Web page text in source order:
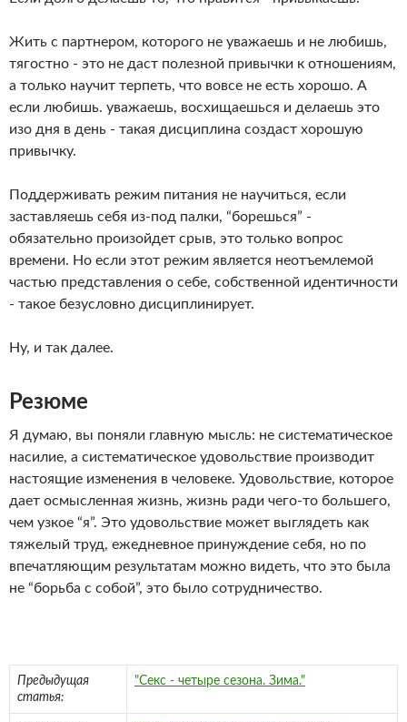
Жить с партнером, которого не уважаешь и не любишь,
тягостно - это не даст полезной привычки к отношениям,
а только научит терпеть, что вовсе не есть хорошо. А
если любишь. уважаешь, восхищаешься и делаешь это
изо дня в день - такая дисциплина создаст хорошую
привычку.
Поддерживать режим питания не научиться, если
заставляешь себя из-под палки, “борешься” -
обязательно произойдет срыв, это только вопрос
времени. Но если этот режим является неотъемлемой
частью представления о себе, собственной идентичности
- такое безусловно дисциплинирует.
Ну, и так далее.
Резюме
Я думаю, вы поняли главную мысль: не систематическое
насилие, а систематическое удовольствие производит
настоящие изменения в человеке. Удовольствие, которое
дает осмысленная жизнь, жизнь ради чего-то большего,
чем узкое “я”. Это удовольствие может выглядеть как
тяжелый труд, ежедневное принуждение себя, но по
впечатляющим результатам можно видеть, что это была
не “борьба с собой”, это было сотрудничество.
Предыдущая
статья:
"Секс - четыре сезона. Зима."